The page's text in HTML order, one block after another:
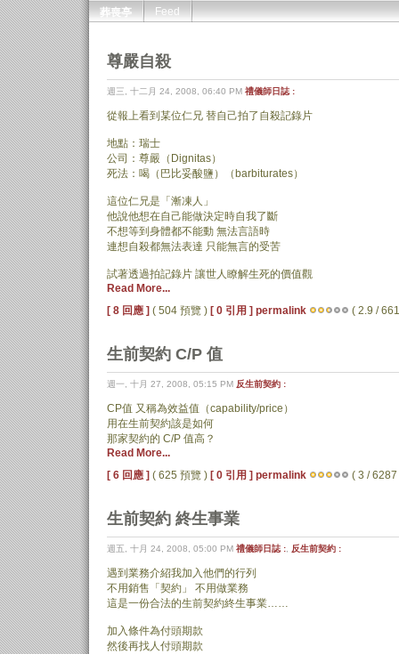
葬喪亭 Feed
尊嚴自殺
週三, 十二月 24, 2008, 06:40 PM 禮儀師日誌 :
從報上看到某位仁兄 替自己拍了自殺記錄片
地點：瑞士
公司：尊嚴（Dignitas）
死法：喝（巴比妥酸鹽）（barbiturates）
這位仁兄是「漸凍人」
他說他想在自己能做決定時自我了斷
不想等到身體都不能動 無法言語時
連想自殺都無法表達 只能無言的受苦
試著透過拍記錄片 讓世人瞭解生死的價值觀
Read More...
[ 8 回應 ] ( 504 預覽 ) [ 0 引用 ] permalink ( 2.9 /
生前契約 C/P 值
週一, 十月 27, 2008, 05:15 PM 反生前契約 :
CP值 又稱為效益值（capability/price）
用在生前契約該是如何
那家契約的 C/P 值高？
Read More...
[ 6 回應 ] ( 625 預覽 ) [ 0 引用 ] permalink ( 3 / 6287
生前契約 終生事業
週五, 十月 24, 2008, 05:00 PM 禮儀師日誌 : 反生前契約 :
遇到業務介紹我加入他們的行列
不用銷售「契約」 不用做業務
這是一份合法的生前契約終生事業……
加入條件為付頭期款
然後再找人付頭期款